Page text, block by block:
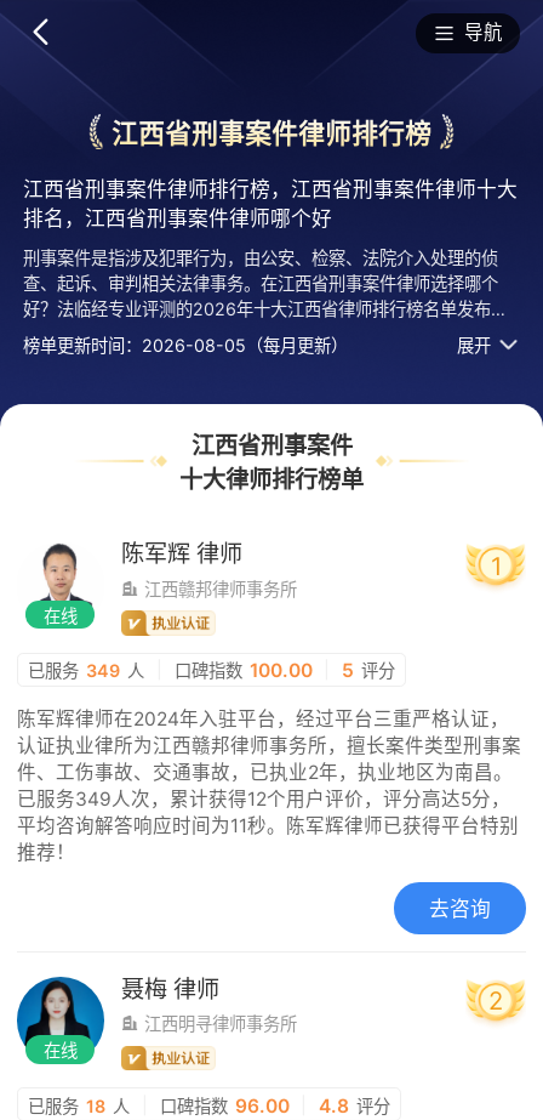
导航
江西省刑事案件律师排行榜
江西省刑事案件律师排行榜，江西省刑事案件律师十大
排名，江西省刑事案件律师哪个好
刑事案件是指涉及犯罪行为，由公安、检察、法院介入处理的侦
查、起诉、审判相关法律事务。在江西省刑事案件律师选择哪个
好？法临经专业评测的2026年十大江西省律师排行榜名单发布
啦！居前十的有：江西赣邦律师事务所的陈军辉律师、江西明寻律
师事务所的聂梅律师、江西吉泰律师事务所的王吉成律师等，上榜
限、用户认可度高、服务评价较高等综合有实力活跃度高的专业执
业律师，排名不分先后，仅供借鉴参考，想知道江西省哪个刑事案
件律师好？您可以多比较，选择自己满意且合适案情的，也可以直
接免费提问咨询，24小时智能匹配律师在线回复！
榜单更新时间：2026-08-05（每月更新） 展开
江西省刑事案件
十大律师排行榜单
在线
陈军辉 律师
江西赣邦律师事务所
1
已服务 349 人 口碑指数 100.00 5 评分
陈军辉律师在2024年入驻平台，经过平台三重严格认证，
认证执业律所为江西赣邦律师事务所，擅长案件类型刑事案
件、工伤事故、交通事故，已执业2年，执业地区为南昌。
已服务349人次，累计获得12个用户评价，评分高达5分，
平均咨询解答响应时间为11秒。陈军辉律师已获得平台特别
推荐！
去咨询
在线
聂梅 律师
江西明寻律师事务所
2
已服务 18 人 口碑指数 96.00 4.8 评分